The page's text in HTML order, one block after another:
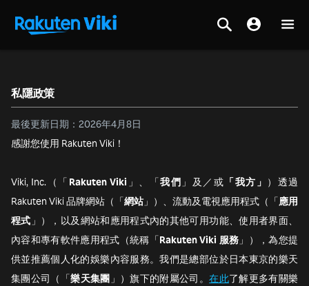
私隱政策
最後更新日期：2026年4月8日
感謝您使用 Rakuten Viki！
Viki, Inc.（「 Rakuten Viki 」、「我們 」及／或 「我方」 ）透過
Rakuten Viki 品牌網站（「網站 」）、流動及電視應用程式（「應用
程式 」），以及網站和應用程式內的其他可用功能、使用者界面、
內容和專有軟件應用程式（統稱「Rakuten Viki 服務 」），為您提
供並推薦個人化的娛樂內容服務。我們是總部位於日本東京的樂天
集團公司（「樂天集團 」）旗下的附屬公司。在此了解更多有關樂